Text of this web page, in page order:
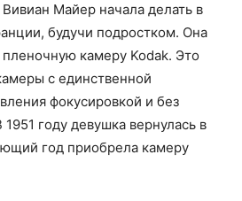
Майер начала делать в
будучи подростком. Она
камеру Kodak. Это
с единственной
фокусировкой и без
году девушка вернулась в
год приобрела камеру